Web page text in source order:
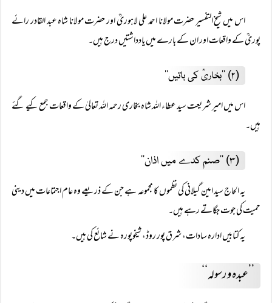
اس میں شیخ التفسیر حضرت مولانا احمد علی لاہوریؒ اور حضرت مولانا شاہ عبد القادر رائے
پوریؒ کے واقعات اور ان کے بارے میں یادداشتیں درج ہیں۔
(۲) ’’بخاریؒ کی باتیں‘‘
اس میں امیر شریعت سید عطاء اللہ شاہ بخاری رحمہ اللہ تعالیٰ کے واقعات جمع کیے گئے
ہیں۔
(۳) ’’صنم کدے میں اذان‘‘
یہ الحاج سید امین گیلانی کی نظموں کا مجموعہ ہے جن کے ذریعے وہ عام اجتماعات میں دینی
حمیت کی جوت جگاتے رہے ہیں۔
یہ کتابیں ادارہ سادات، شرق پور روڈ، شیخوپورہ نے شائع کی ہیں۔
’’عبدہ و رسولہ‘‘